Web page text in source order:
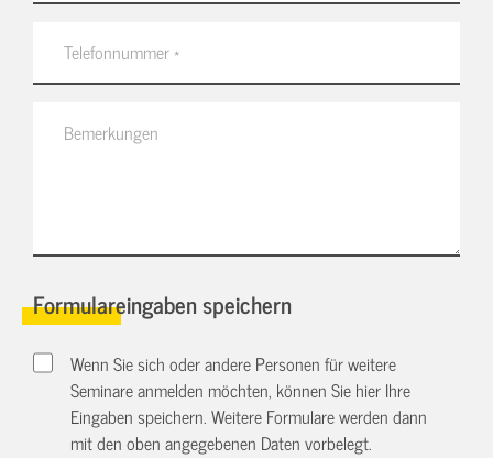
Formulareingaben speichern
Wenn Sie sich oder andere Personen für weitere
Seminare anmelden möchten, können Sie hier Ihre
Eingaben speichern. Weitere Formulare werden dann
mit den oben angegebenen Daten vorbelegt.